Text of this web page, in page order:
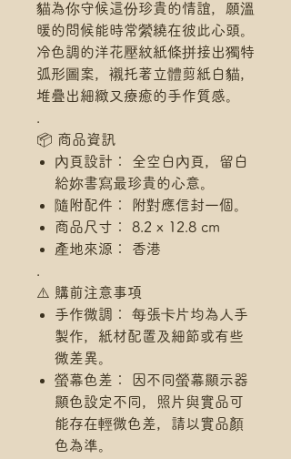
貓為你守候這份珍貴的情誼，願溫
暖的問候能時常縈繞在彼此心頭。
冷色調的洋花壓紋紙條拼接出獨特
弧形圖案，襯托著立體剪紙白貓，
堆疊出細緻又療癒的手作質感。
📦 商品資訊
內頁設計： 全空白內頁，留白
給妳書寫最珍貴的心意。
隨附配件： 附對應信封一個。
商品尺寸： 8.2 x 12.8 cm
產地來源： 香港
⚠️ 購前注意事項
手作微調： 每張卡片均為人手
製作，紙材配置及細節或有些
微差異。
螢幕色差： 因不同螢幕顯示器
顯色設定不同，照片與實品可
能存在輕微色差，請以實品顏
色為準。